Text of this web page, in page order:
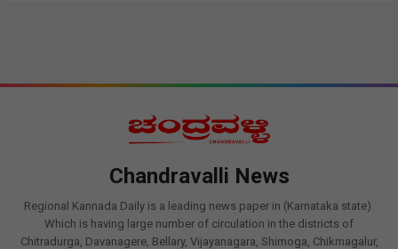
Chandravalli News
Regional Kannada Daily is a leading news paper in (Karnataka state).
Which is having large number of circulation in the districts of
Chitradurga, Davanagere, Bellary, Vijayanagara, Shimoga, Chikmagalur,